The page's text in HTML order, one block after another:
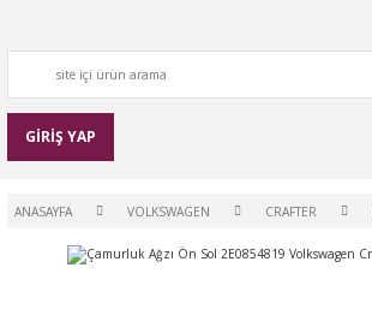
GİRİŞ YAP
ANASAYFA VOLKSWAGEN CRAFTER